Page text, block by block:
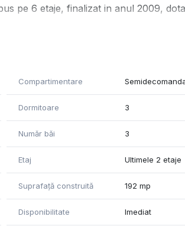
pe 6 etaje, finalizat in anul 2009,
compartimentat astfel:
și un loc de parcare in garajul
și mijloace de transport in comun,
drag să ne contactați!
proprietar. Agenția nu iși asumă
informațiile prezentate.*
Compartimentare
Dormitoare 3
Număr băi 3
Etaj Ultimele 2 etaje
Suprafață construită 192 mp
Disponibilitate Imediat